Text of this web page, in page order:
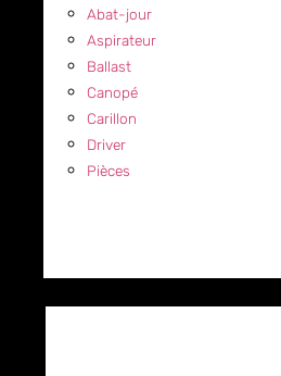
Abat-jour
Aspirateur
Ballast
Canopé
Carillon
Driver
Pièces